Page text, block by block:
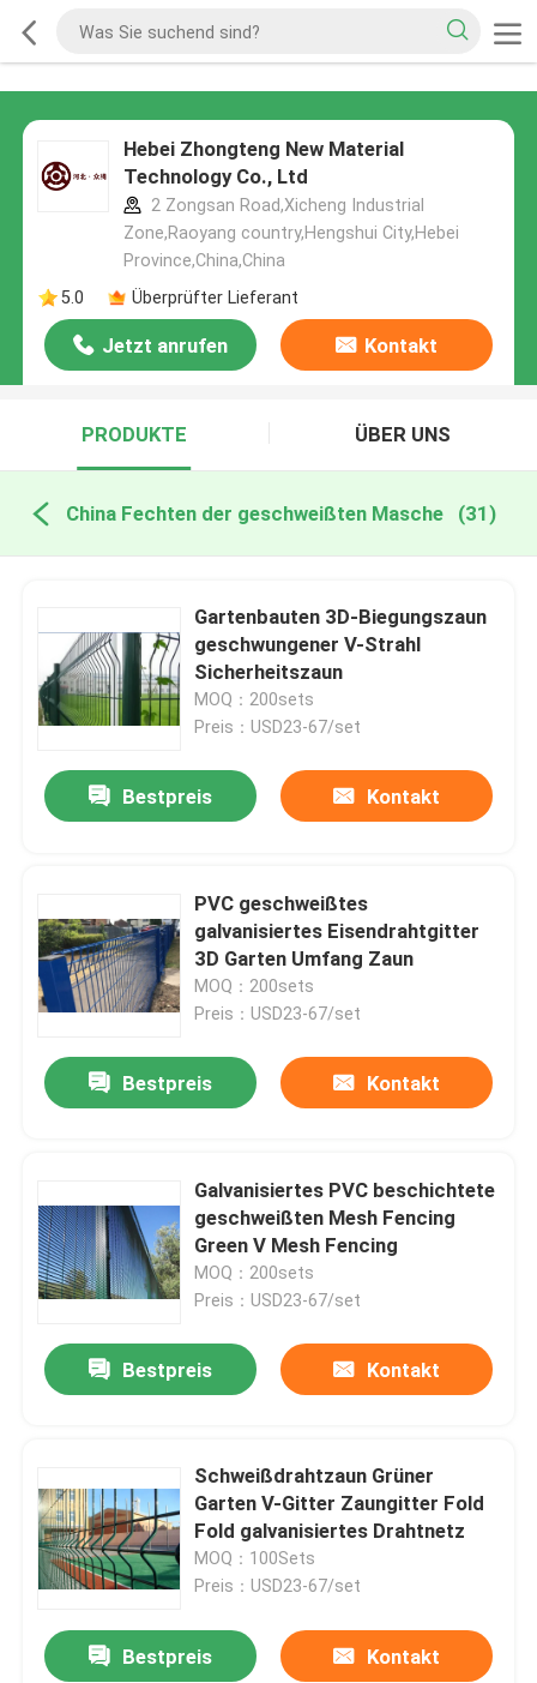
Hebei Zhongteng New Material
Technology Co., Ltd
2 Zongsan Road,Xicheng Industrial
Zone,Raoyang country,Hengshui City,Hebei
Province,China,China
5.0
Überprüfter Lieferant
Jetzt anrufen Kontakt
PRODUKTE ÜBER UNS
China Fechten der geschweißten Masche (31)
Gartenbauten 3D-Biegungszaun
geschwungener V-Strahl
Sicherheitszaun
MOQ：200sets
Preis：USD23-67/set
Bestpreis Kontakt
PVC geschweißtes
galvanisiertes Eisendrahtgitter
3D Garten Umfang Zaun
MOQ：200sets
Preis：USD23-67/set
Bestpreis Kontakt
Galvanisiertes PVC beschichtete
geschweißten Mesh Fencing
Green V Mesh Fencing
MOQ：200sets
Preis：USD23-67/set
Bestpreis Kontakt
Schweißdrahtzaun Grüner
Garten V-Gitter Zaungitter Fold
Fold galvanisiertes Drahtnetz
MOQ：100Sets
Preis：USD23-67/set
Bestpreis Kontakt